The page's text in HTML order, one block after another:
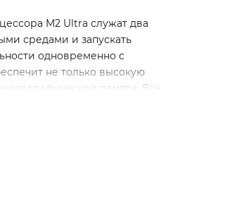
M2 Ultra служат два
средами и запускать
одновременно с
не только высокую
графической памяти. Всё
Именно поэтому Mac